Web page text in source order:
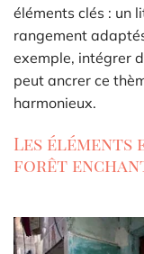
éléments clés : un
rangement
exemple, intégrer
peut ancrer ce
harmonieux.
Les éléments
forêt